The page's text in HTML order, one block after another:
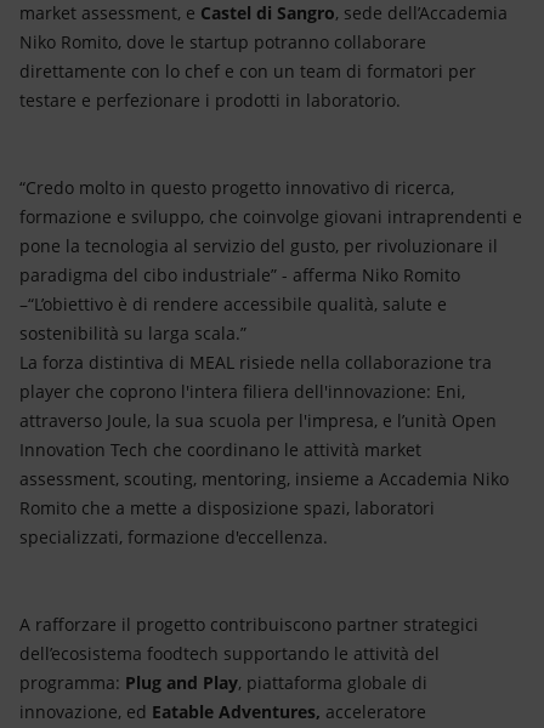
market assessment, e Castel di Sangro, sede dell’Accademia
Niko Romito, dove le startup potranno collaborare
direttamente con lo chef e con un team di formatori per
testare e perfezionare i prodotti in laboratorio.
“Credo molto in questo progetto innovativo di ricerca,
formazione e sviluppo, che coinvolge giovani intraprendenti e
pone la tecnologia al servizio del gusto, per rivoluzionare il
paradigma del cibo industriale” - afferma Niko Romito
–“L’obiettivo è di rendere accessibile qualità, salute e
sostenibilità su larga scala.”
La forza distintiva di MEAL risiede nella collaborazione tra
player che coprono l'intera filiera dell'innovazione: Eni,
attraverso Joule, la sua scuola per l'impresa, e l’unità Open
Innovation Tech che coordinano le attività market
assessment, scouting, mentoring, insieme a Accademia Niko
Romito che a mette a disposizione spazi, laboratori
specializzati, formazione d'eccellenza.
A rafforzare il progetto contribuiscono partner strategici
dell’ecosistema foodtech supportando le attività del
programma: Plug and Play, piattaforma globale di
innovazione, ed Eatable Adventures, acceleratore